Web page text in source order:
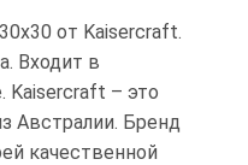
от Kaisercraft.
Входит в
Kaisercraft – это
Австралии. Бренд
качественной